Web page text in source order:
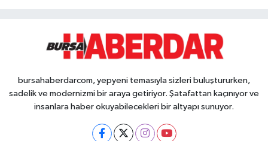
bursahaberdarcom, yepyeni temasıyla sizleri buluştururken,
sadelik ve modernizmi bir araya getiriyor. Şatafattan kaçınıyor ve
insanlara haber okuyabilecekleri bir altyapı sunuyor.